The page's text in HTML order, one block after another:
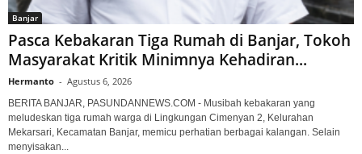
Banjar
Pasca Kebakaran Tiga Rumah di Banjar, Tokoh
Masyarakat Kritik Minimnya Kehadiran...
Hermanto - Agustus 6, 2026
BERITA BANJAR, PASUNDANNEWS.COM - Musibah kebakaran yang
meludeskan tiga rumah warga di Lingkungan Cimenyan 2, Kelurahan
Mekarsari, Kecamatan Banjar, memicu perhatian berbagai kalangan. Selain
menyisakan...